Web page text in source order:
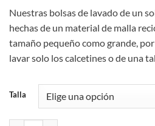
Nuestras bolsas de lavado de un
hechas de un material de malla
tamaño pequeño como grande,
lavar solo los calcetines o de una
Talla